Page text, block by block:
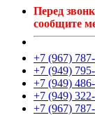
Перед
сообщите
+7 (967)
+7 (949)
+7 (949)
+7 (949)
+7 (967)